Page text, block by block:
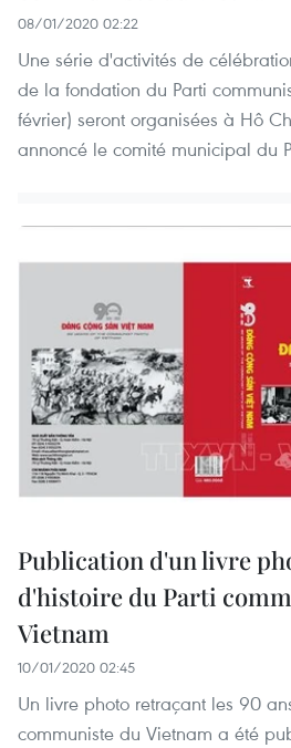
08/01/2020 02:22
Une série d'activités de
de la fondation du Parti
février) seront organisées à Hô
annoncé le comité municipal du
Publication d'un livre
d'histoire du Parti
Vietnam
10/01/2020 02:45
Un livre photo retraçant les 90
communiste du Vietnam a été